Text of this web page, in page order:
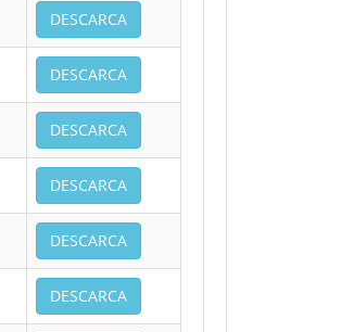
DESCARCA
DESCARCA
DESCARCA
DESCARCA
DESCARCA
DESCARCA